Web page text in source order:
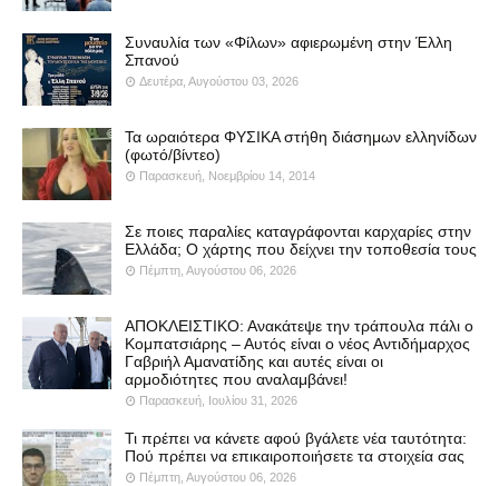
Συναυλία των «Φίλων» αφιερωμένη στην Έλλη
Σπανού
Δευτέρα, Αυγούστου 03, 2026
Τα ωραιότερα ΦΥΣΙΚΑ στήθη διάσημων ελληνίδων
(φωτό/βίντεο)
Παρασκευή, Νοεμβρίου 14, 2014
Σε ποιες παραλίες καταγράφονται καρχαρίες στην
Ελλάδα; Ο χάρτης που δείχνει την τοποθεσία τους
Πέμπτη, Αυγούστου 06, 2026
ΑΠΟΚΛΕΙΣΤΙΚΟ: Ανακάτεψε την τράπουλα πάλι ο
Κομπατσιάρης – Αυτός είναι ο νέος Αντιδήμαρχος
Γαβριήλ Αμανατίδης και αυτές είναι οι
αρμοδιότητες που αναλαμβάνει!
Παρασκευή, Ιουλίου 31, 2026
Τι πρέπει να κάνετε αφού βγάλετε νέα ταυτότητα:
Πού πρέπει να επικαιροποιήσετε τα στοιχεία σας
Πέμπτη, Αυγούστου 06, 2026